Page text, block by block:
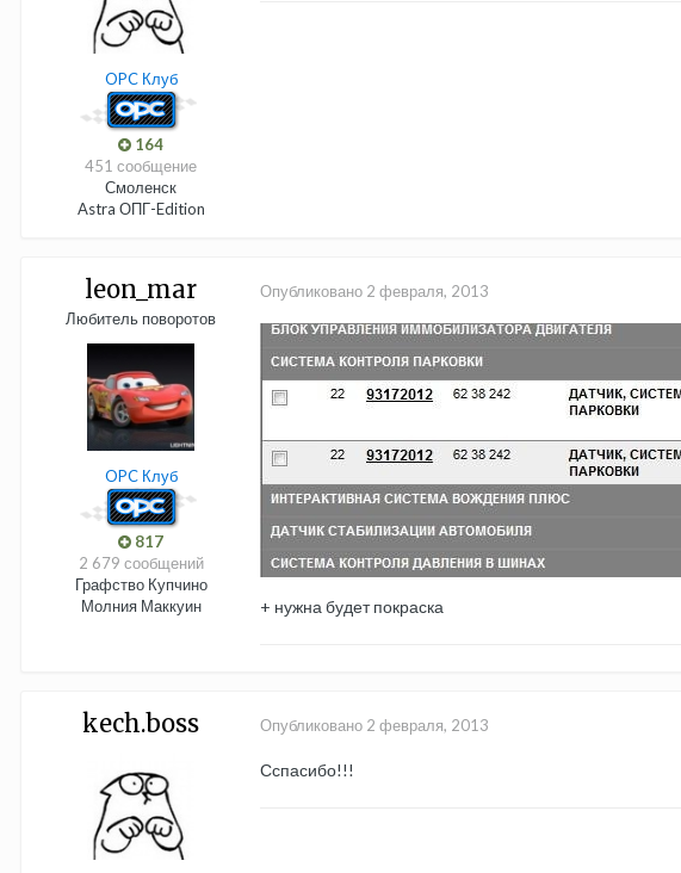
OPC Клуб
164
451 сообщение
Смоленск
Astra ОПГ-Edition
leon_mar
Любитель поворотов
OPC Клуб
817
2 679 сообщений
Графство Купчино
Молния Маккуин
Опубликовано 2 февраля, 2013
+ нужна будет покраска
kech.boss Опубликовано 2 февраля, 2013
Сспасибо!!!